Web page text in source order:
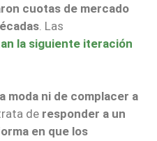
cuotas de mercado
. Las
la siguiente iteración
moda ni de complacer a
de responder a un
en que los